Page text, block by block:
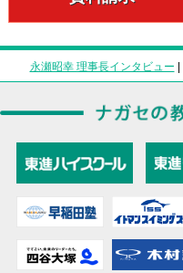
永瀬昭幸 理事長インタビュー |